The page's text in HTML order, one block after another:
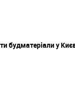
будматеріали у